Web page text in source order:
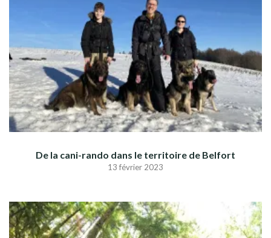
De la cani-rando dans le territoire de Belfort
13 février 2023